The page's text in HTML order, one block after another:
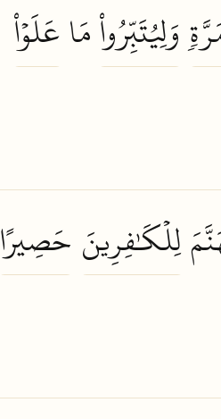
وَلِيُتَبِّرُواْمَاعَلَوۡاْ
لِلۡكَٰفِرِينَ حَصِيرًا